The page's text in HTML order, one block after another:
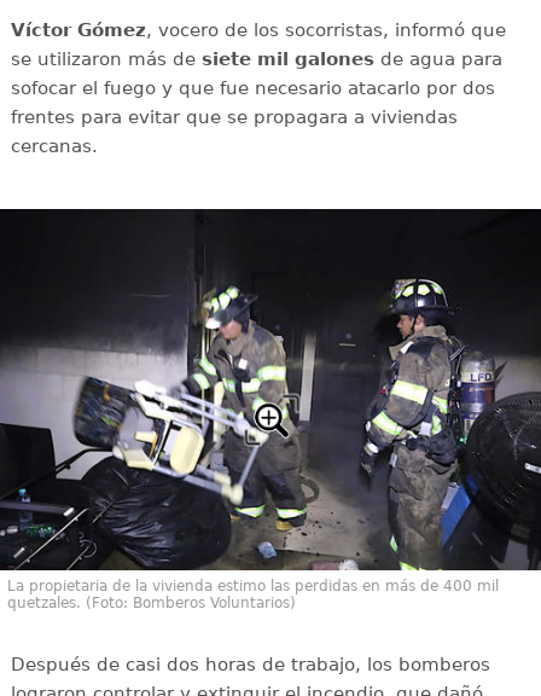
Víctor Gómez, vocero de los socorristas, informó que
se utilizaron más de siete mil galonesde agua para
sofocar el fuego y que fue necesario atacarlo por dos
frentes para evitar que se propagara a viviendas
cercanas.
La propietaria de la vivienda estimo las perdidas en más de 400 mil
quetzales. (Foto: Bomberos Voluntarios)
Después de casi dos horas de trabajo, los bomberos